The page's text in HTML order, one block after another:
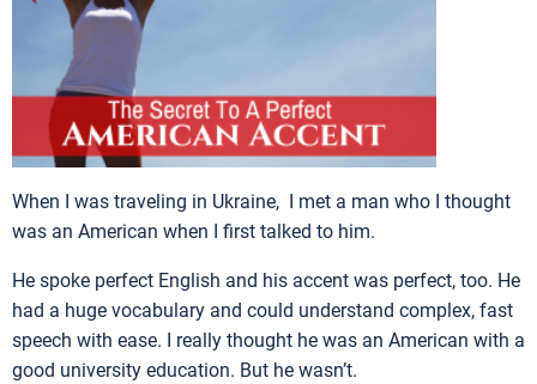
When I was traveling in Ukraine, I met a man who I thought
was an American when I first talked to him.
He spoke perfect English and his accent was perfect, too. He
had a huge vocabulary and could understand complex, fast
speech with ease. I really thought he was an American with a
good university education. But he wasn’t.